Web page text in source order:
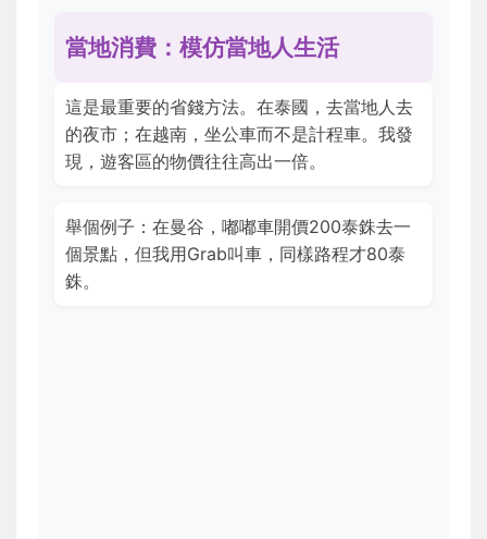
當地消費：模仿當地人生活
這是最重要的省錢方法。在泰國，去當地人去
的夜市；在越南，坐公車而不是計程車。我發
現，遊客區的物價往往高出一倍。
舉個例子：在曼谷，嘟嘟車開價200泰銖去一
個景點，但我用Grab叫車，同樣路程才80泰
銖。